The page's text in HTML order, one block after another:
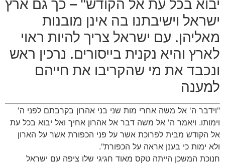
יבוא בכל עת אל הקודש" – כך גם ארץ
ישראל וישיבתנו בה אינן מובנות
מאליהן. עם ישראל צריך להיות ראוי
לארץ והיא נקנית בייסורים. נרכין ראש
ונכבד את מי שהקריבו את חייהם
למענה
"וידבר ה' אל משה אחרי מות שני בני אהרון בקרבתם לפני ה'
וימותו. ויאמר ה' אל משה דבר אל אהרון אחיך ואל יבוא בכל עת
אל הקודש מבית לפרוכת אשר על פני הכפורת אשר על הארון
ולא ימות כי בענן אראה על הכפורת".
חנוכת המשכן הייתה טקס מאוד חגיגי שלו ציפה עם ישראל